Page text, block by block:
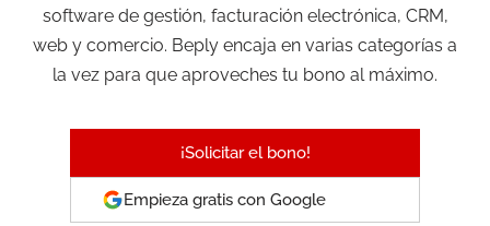
software de gestión, facturación electrónica, CRM,
web y comercio. Beply encaja en varias categorías a
la vez para que aproveches tu bono al máximo.
¡Solicitar el bono!
Empieza gratis con Google